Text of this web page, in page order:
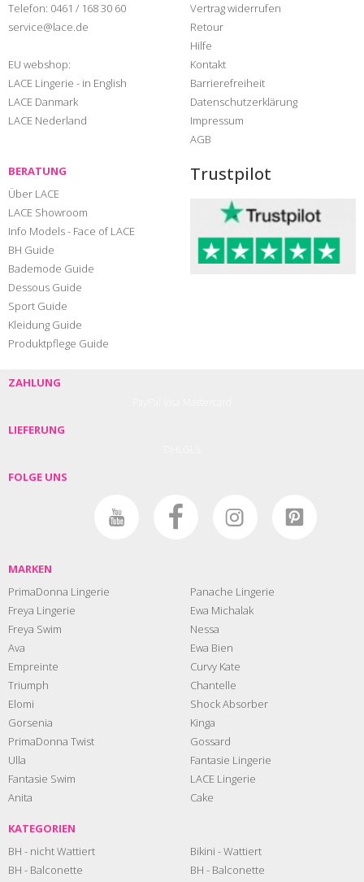
Telefon: 0461 / 168 30 60
service@lace.de
EU webshop:
LACE Lingerie - in English
LACE Danmark
LACE Nederland
Vertrag widerrufen
Retour
Hilfe
Kontakt
Barrierefreiheit
Datenschutzerklärung
Impressum
AGB
BERATUNG
Über LACE
LACE Showroom
Info Models - Face of LACE
BH Guide
Bademode Guide
Dessous Guide
Sport Guide
Kleidung Guide
Produktpflege Guide
Trustpilot
ZAHLUNG
LIEFERUNG
FOLGE UNS
MARKEN
PrimaDonna Lingerie
Freya Lingerie
Freya Swim
Ava
Empreinte
Triumph
Elomi
Gorsenia
PrimaDonna Twist
Ulla
Fantasie Swim
Anita
Panache Lingerie
Ewa Michalak
Nessa
Ewa Bien
Curvy Kate
Chantelle
Shock Absorber
Kinga
Gossard
Fantasie Lingerie
LACE Lingerie
Cake
KATEGORIEN
BH - nicht Wattiert
BH - Balconette
Bikini - Wattiert
BH - Balconette